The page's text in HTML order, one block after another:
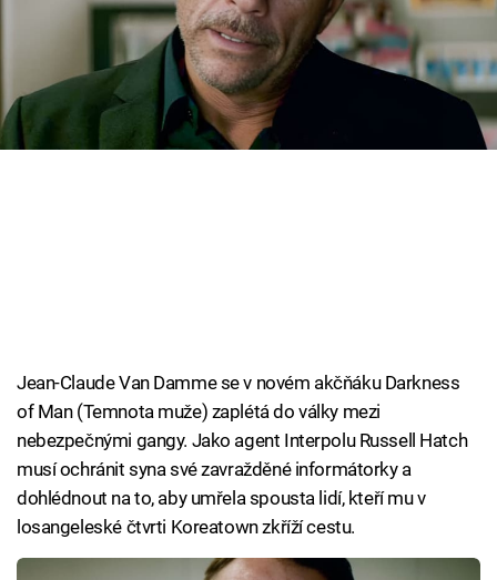
Cool Esport
Pořady
Sledujte nás
Jean-Claude Van Damme se v novém akčňáku Darkness
of Man (Temnota muže) zaplétá do války mezi
nebezpečnými gangy. Jako agent Interpolu Russell Hatch
musí ochránit syna své zavražděné informátorky a
dohlédnout na to, aby umřela spousta lidí, kteří mu v
losangeleské čtvrti Koreatown zkříží cestu.